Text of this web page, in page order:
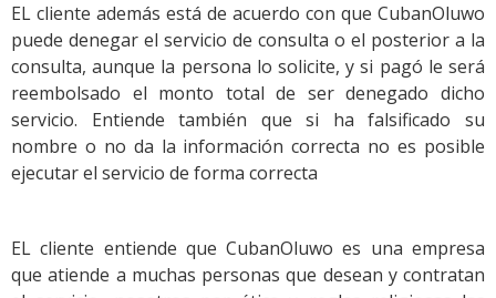
EL cliente además está de acuerdo con que CubanOluwo
puede denegar el servicio de consulta o el posterior a la
consulta, aunque la persona lo solicite, y si pagó le será
reembolsado el monto total de ser denegado dicho
servicio. Entiende también que si ha falsificado su
nombre o no da la información correcta no es posible
ejecutar el servicio de forma correcta
EL cliente entiende que CubanOluwo es una empresa
que atiende a muchas personas que desean y contratan